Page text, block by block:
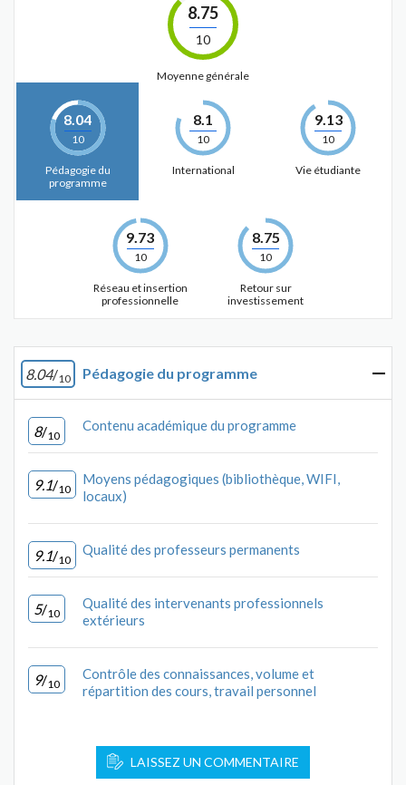
8.75
10
Moyenne générale
8.04
10
Pédagogie du
programme
8.1
10
International
9.13
10
Vie étudiante
9.73
10
Réseau et insertion
professionnelle
8.75
10
Retour sur
investissement
8.04/10 Pédagogie du programme
8/10
Contenu académique du programme
9.1/10
Moyens pédagogiques (bibliothèque, WIFI,
locaux)
9.1/10
Qualité des professeurs permanents
5/10
Qualité des intervenants professionnels
extérieurs
9/10
Contrôle des connaissances, volume et
répartition des cours, travail personnel
LAISSEZ UN COMMENTAIRE